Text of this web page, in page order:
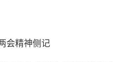
会精神侧记